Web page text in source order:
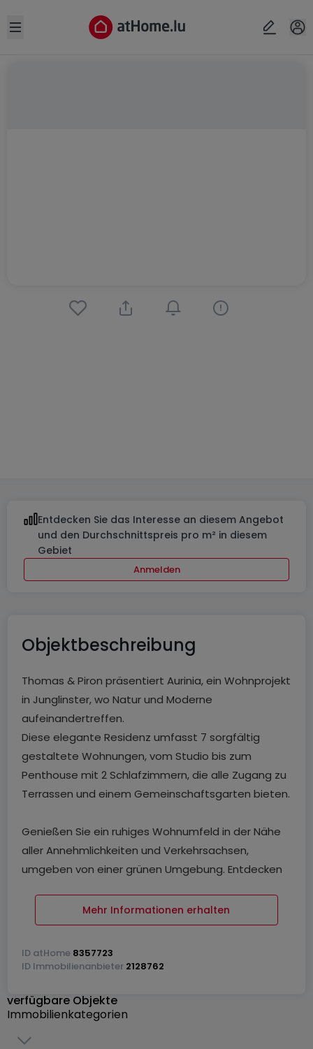
Open sidebar
Entdecken Sie das Interesse an diesem Angebot
und den Durchschnittspreis pro m² in diesem
Gebiet
Anmelden
Objektbeschreibung
Thomas & Piron präsentiert Aurinia, ein Wohnprojekt
in Junglinster, wo Natur und Moderne
aufeinandertreffen.
Diese elegante Residenz umfasst 7 sorgfältig
gestaltete Wohnungen, vom Studio bis zum
Penthouse mit 2 Schlafzimmern, die alle Zugang zu
Terrassen und einem Gemeinschaftsgarten bieten.
Genießen Sie ein ruhiges Wohnumfeld in der Nähe
aller Annehmlichkeiten und Verkehrsachsen,
umgeben von einer grünen Umgebung. Entdecken
harmonisch zusammenkommen.
E-Mail: accueillu@thomas-piron.eu
www.thomas-piron.lu
Mehr Informationen erhalten
ID atHome 8357723
ID Immobilienanbieter 2128762
verfügbare Objekte
Immobilienkategorien